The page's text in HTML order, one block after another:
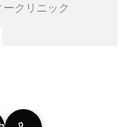
クリニック